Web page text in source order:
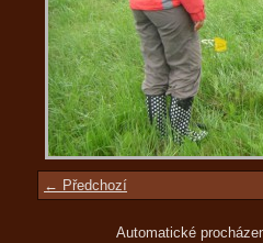
← Předchozí
Automatické